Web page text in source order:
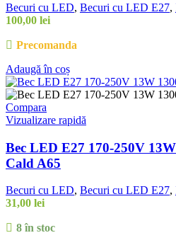
Becuri cu LED, Becuri cu LED E27,
100,00 lei
Precomanda
Adaugă în coș
Compara
Vizualizare rapidă
Bec LED E27 170-250V
Cald A65
Becuri cu LED, Becuri cu LED E27,
31,00 lei
8 în stoc